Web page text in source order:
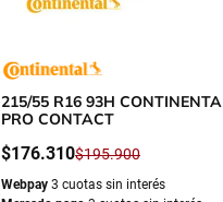
215/55 R16 93H
PRO CONTACT
$176.310$195.900
Webpay 3 cuotas sin interés